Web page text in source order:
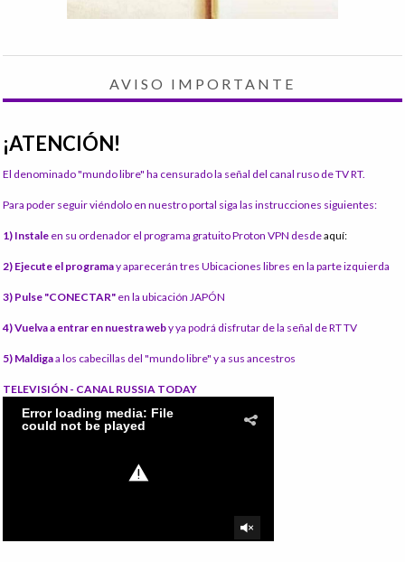
AVISO IMPORTANTE
¡ATENCIÓN!
El denominado "mundo libre" ha censurado la señal del canal ruso de TV RT.
Para poder seguir viéndolo en nuestro portal siga las instrucciones siguientes:
1) Instale en su ordenador el programa gratuito Proton VPN desdeaquí:
2) Ejecute el programay aparecerán tres Ubicaciones libres en la parte izquierda
3) Pulse "CONECTAR" en la ubicación JAPÓN
4) Vuelva a entrar en nuestra weby ya podrá disfrutar de la señal de RT TV
5) Maldigaa los cabecillas del "mundo libre" y a sus ancestros
TELEVISIÓN - CANAL RUSSIA TODAY